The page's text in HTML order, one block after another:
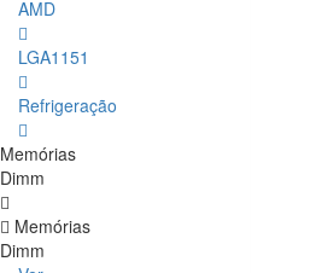
AMD
LGA1151
Refrigeração
Memórias
Dimm
Memórias
Dimm